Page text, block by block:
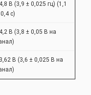
В (3,9 ± 0,025 гц) (1,1
с)
В (3,8 ± 0,05 В на
В (3,6 ± 0,025 В на